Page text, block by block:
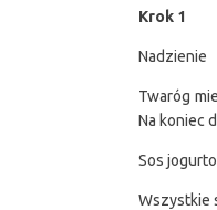
Krok 1
Nadzienie
Twaróg
Na koniec
Sos
Wszystkie